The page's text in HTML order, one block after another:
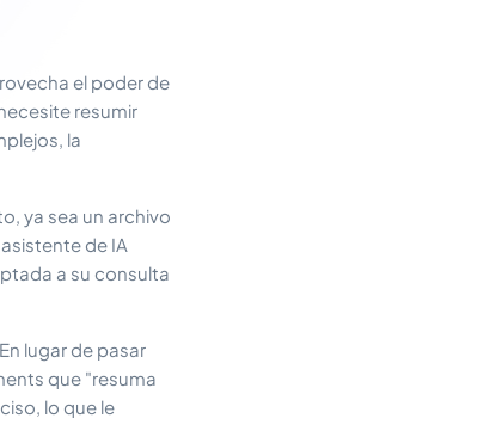
el poder de
resumir
la
ya sea un archivo
de IA
a su consulta
lugar de pasar
que "resuma
lo que le